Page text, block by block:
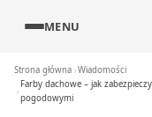
MENU
Strona główna Wiadomości
Farby dachowe – jak
pogodowymi